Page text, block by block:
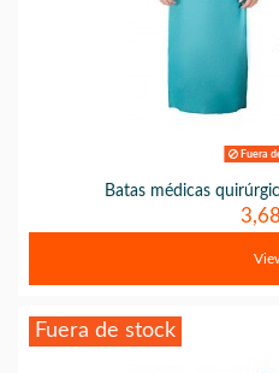
Fuera
Batas médicas
Fuera de stock